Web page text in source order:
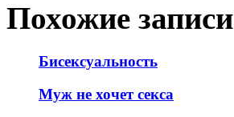
Похожие записи
Бисексуальность
Муж не хочет секса